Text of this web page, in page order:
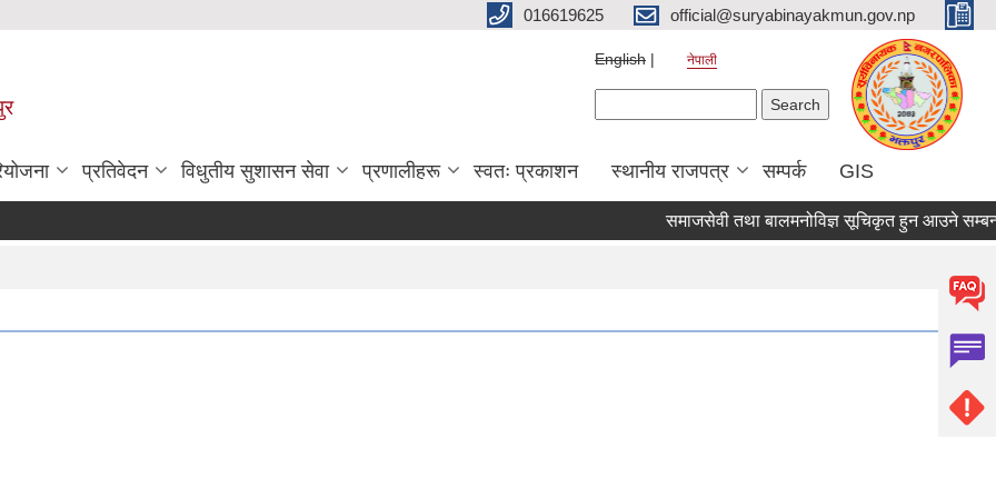
016619625 official@suryabinayakmun.gov.np
English नेपाली
प्रतिवेदन विधुतीय सुशासन सेवा प्रणालीहरू स्वतः प्रकाशन स्थानीय राजपत्र सम्पर्क GIS
समाजसेवी तथा बालमनोविज्ञ सूचिकृत हुन आउने सम्बन्धी